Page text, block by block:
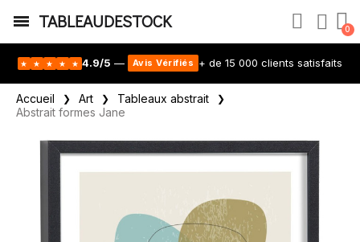
TABLEAUDESTOCK
★ ★ ★ ★ ★ 4.9/5 — Avis Vérifiés + de 15 000 clients satisfaits
Accueil Art
Tableaux abstrait
Abstrait formes Jane